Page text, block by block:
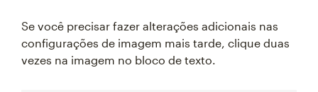
Se você precisar fazer alterações adicionais nas
configurações de imagem mais tarde, clique duas
vezes na imagem no bloco de texto.